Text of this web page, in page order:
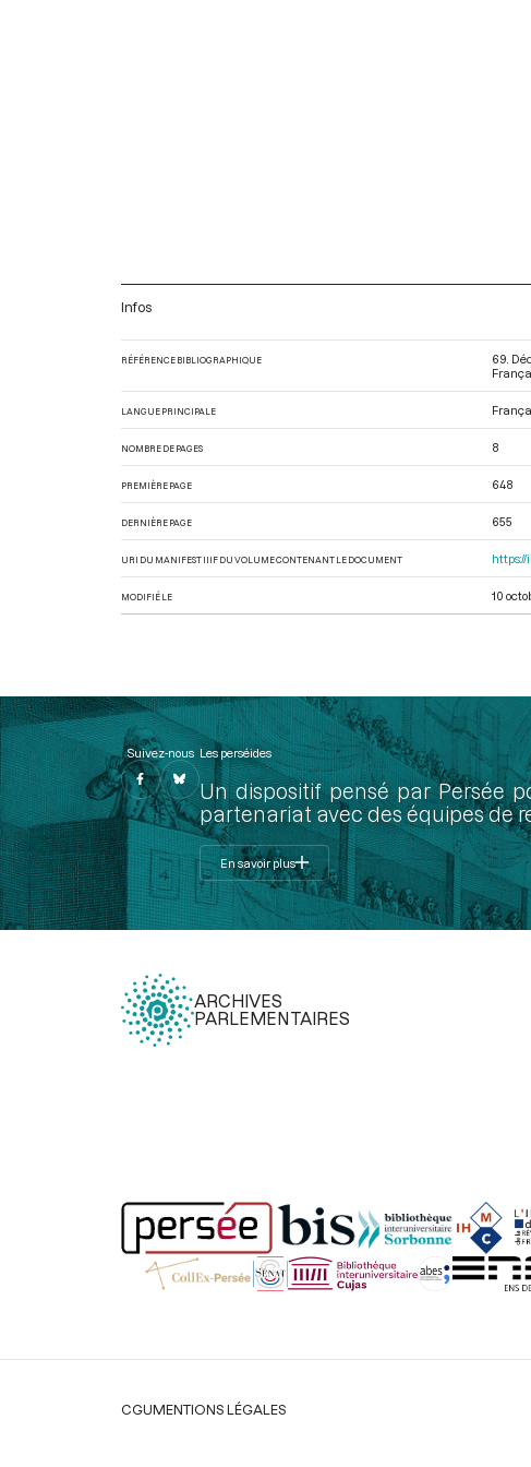
Infos
RÉFÉRENCE BIBLIOGRAPHIQUE
69.
LANGUE PRINCIPALE
NOMBRE DE PAGES 8
PREMIÈRE PAGE 648
DERNIÈRE PAGE 655
URI DU MANIFEST IIIF DU VOLUME CONTENANT LE DOCUMENT
MODIFIÉ LE 10
Suivez-nous Les perséides
Un dispositif pensé par Persée
partenariat avec des équipes de
En savoir plus
ARCHIVES
PARLEMENTAIRES
Légal
CGUMENTIONS LÉGALES